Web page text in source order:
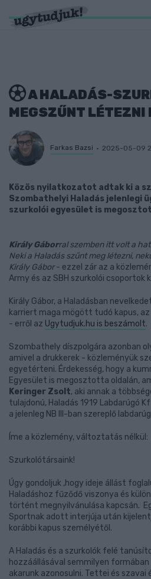
A HALADÁS-
MEGSZŰNT LÉTEZNI
Farkas Bazsi 2025-05-09
Közös nyilatkozatot adtak ki a
Szombathelyi Haladás jelenlegi
szurkolói egyesület is
Király Gáborral szemben itt volt a
Neki a Haladás szűnt meg létezni,
Király Gábor- ezzel zár az a
Army és az SBH szurkolói
Király Gábor, a Haladásban
karriert maga mögött tudó kapus,
- erről az Ugytudjuk.hu is beszámolt.
Szombathely díszpolgára azonban
amivel a drukkerek - közleményük
egyetérteni. Érdekesség, hogy a
Egyesület is megosztotta oldalán,
Keringer Zsolt, aki annak a
tulajdonú, Haladás 1919 Labdarúgó
a jelenleg NB III-ban szereplő
Íme a közlemény, változtatás nélkül:
Szurkolótársaink!
Úgy gondoljuk ,hogy ideje állást
Haladáshoz fűződő viszonya és
történt megnyilvánulása kapcsán.
Sportnak adott interjúja után
korábbi kapus személyétől.
A Haladás és a szurkolók felé
hozzáállásával semmilyen formában
akarunk azonosulni. Tettei és szavai